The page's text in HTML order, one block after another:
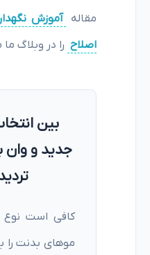
مقاله آموزش
اصلاح را در وبلاگ
بین
جدید و وان
کافی است
موهای بدنت را